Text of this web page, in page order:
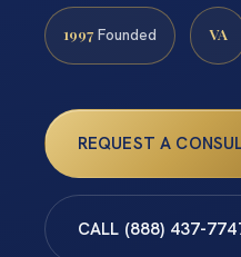
1997 Founded VA
REQUEST A
CALL (888) 437-